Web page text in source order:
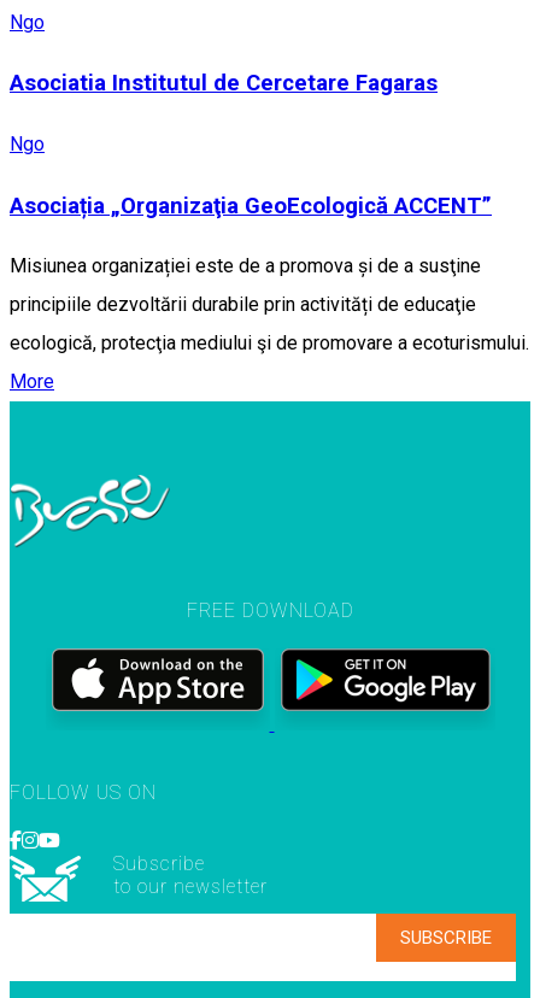
Ngo
Asociatia Institutul de Cercetare Fagaras
Ngo
Asociația „Organizaţia GeoEcologică ACCENT”
Misiunea organizației este de a promova și de a susţine
principiile dezvoltării durabile prin activități de educaţie
ecologică, protecţia mediului şi de promovare a ecoturismului.
More
FREE DOWNLOAD
FOLLOW US ON
Subscribe
to our newsletter